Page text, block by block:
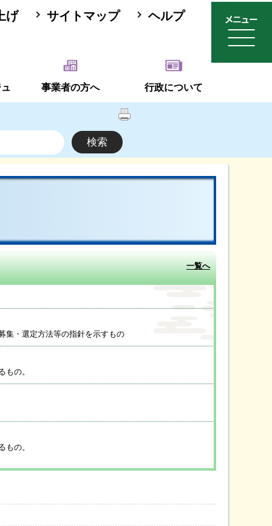
げ サイトマップ ヘルプ
事業者の方へ 行政について
一覧へ
集・選定方法等の指針を示すもの
の。
の。